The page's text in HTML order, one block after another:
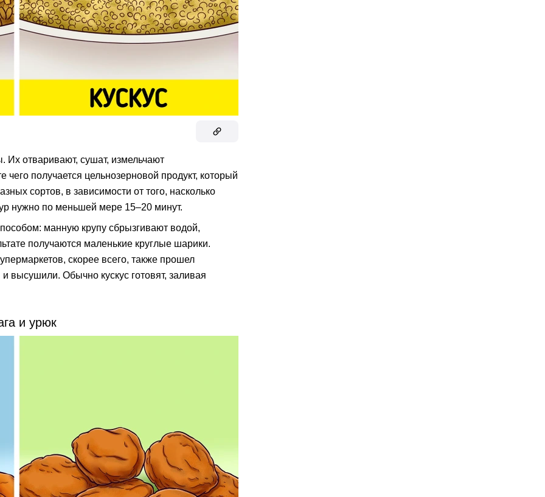
отваривают, сушат, измельчают
чего получается цельнозерновой продукт, который
сортов, в зависимости от того, насколько
нужно по меньшей мере 15–20 минут.
манную крупу сбрызгивают водой,
получаются маленькие круглые шарики.
скорее всего, также прошел
высушили. Обычно кускус готовят, заливая
и урюк